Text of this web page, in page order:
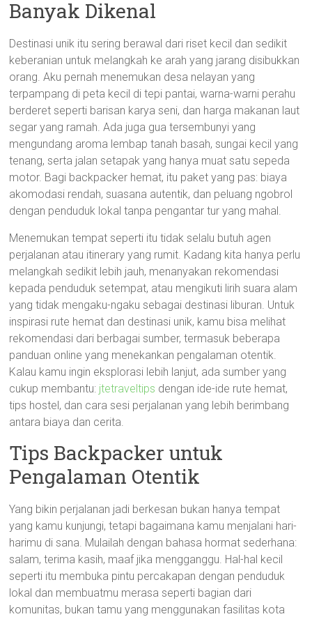
Banyak Dikenal
Destinasi unik itu sering berawal dari riset kecil dan sedikit
keberanian untuk melangkah ke arah yang jarang disibukkan
orang. Aku pernah menemukan desa nelayan yang
terpampang di peta kecil di tepi pantai, warna-warni perahu
berderet seperti barisan karya seni, dan harga makanan laut
segar yang ramah. Ada juga gua tersembunyi yang
mengundang aroma lembap tanah basah, sungai kecil yang
tenang, serta jalan setapak yang hanya muat satu sepeda
motor. Bagi backpacker hemat, itu paket yang pas: biaya
akomodasi rendah, suasana autentik, dan peluang ngobrol
dengan penduduk lokal tanpa pengantar tur yang mahal.
Menemukan tempat seperti itu tidak selalu butuh agen
perjalanan atau itinerary yang rumit. Kadang kita hanya perlu
melangkah sedikit lebih jauh, menanyakan rekomendasi
kepada penduduk setempat, atau mengikuti lirih suara alam
yang tidak mengaku-ngaku sebagai destinasi liburan. Untuk
inspirasi rute hemat dan destinasi unik, kamu bisa melihat
rekomendasi dari berbagai sumber, termasuk beberapa
panduan online yang menekankan pengalaman otentik.
Kalau kamu ingin eksplorasi lebih lanjut, ada sumber yang
cukup membantu: jtetraveltips dengan ide-ide rute hemat,
tips hostel, dan cara sesi perjalanan yang lebih berimbang
antara biaya dan cerita.
Tips Backpacker untuk
Pengalaman Otentik
Yang bikin perjalanan jadi berkesan bukan hanya tempat
yang kamu kunjungi, tetapi bagaimana kamu menjalani hari-
harimu di sana. Mulailah dengan bahasa hormat sederhana:
salam, terima kasih, maaf jika mengganggu. Hal-hal kecil
seperti itu membuka pintu percakapan dengan penduduk
lokal dan membuatmu merasa seperti bagian dari
komunitas, bukan tamu yang menggunakan fasilitas kota